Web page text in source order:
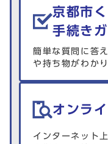
京都市
手続き
簡単な質問に答
や持ち物がわかり
オンラ
インターネット